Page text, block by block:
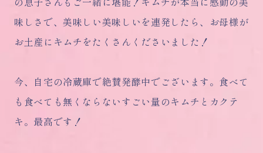
味しさで、美味しい美味しいを連発したら、お母様が
お土産にキムチをたくさんくださいました！
今、自宅の冷蔵庫で絶賛発酵中でございます。食べて
も食べても無くならないすごい量のキムチとカクテ
キ。最高です！